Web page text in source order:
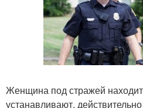
Женщина под стражей
устанавливают,